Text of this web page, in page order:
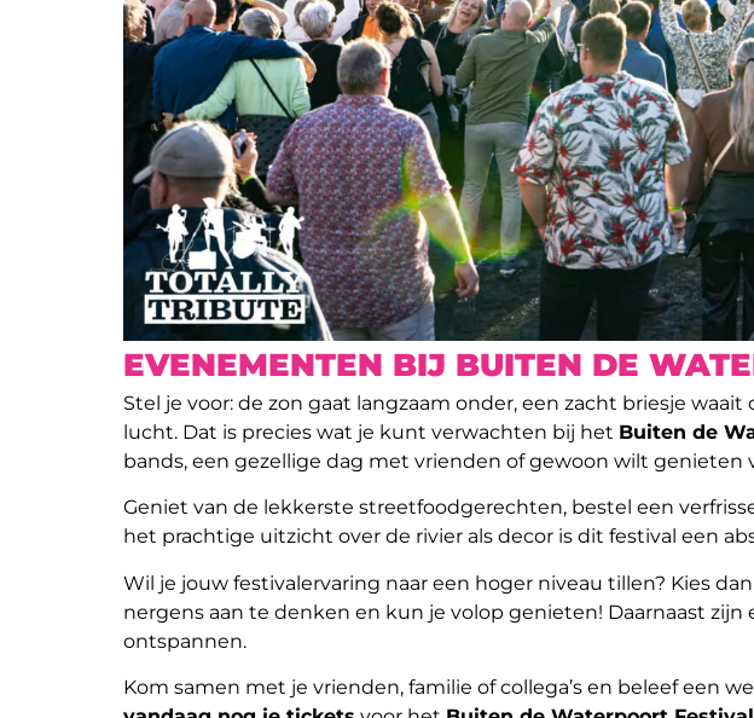
EVENEMENTEN BIJ BUITEN DE
Stel je voor: de zon gaat langzaam onder, een zacht briesje
lucht. Dat is precies wat je kunt verwachten bij het Buiten de
bands, een gezellige dag met vrienden of gewoon wilt genieten
Geniet van de lekkerste streetfoodgerechten, bestel een
het prachtige uitzicht over de rivier als decor is dit festival een
Wil je jouw festivalervaring naar een hoger niveau tillen? Kies
nergens aan te denken en kun je volop genieten! Daarnaast
ontspannen.
Kom samen met je vrienden, familie of collega’s en beleef een